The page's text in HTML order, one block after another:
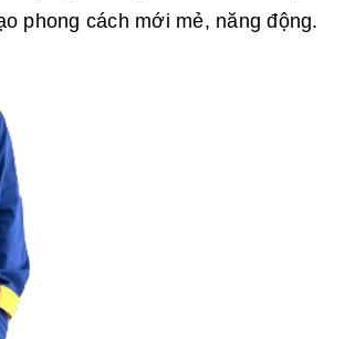
phong cách mới mẻ, năng động.